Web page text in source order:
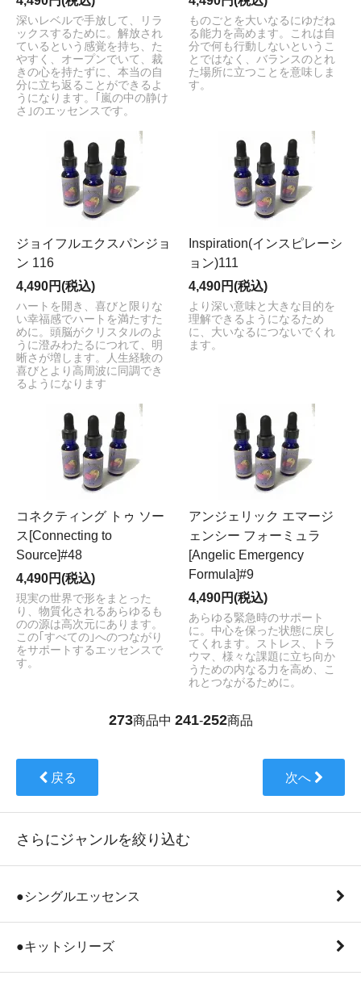
深いレベルで手放して、リラ
ックスするために。解放され
ているという感覚を持ち、た
やすく、オープンでいて、裁
きの心を持たずに、本当の自
分に立ち返ることができるよ
うになります。｢嵐の中の静け
さ｣のエッセンスです。
ものごとを大いなるにゆだね
る能力を高めます。これは自
分で何も行動しないというこ
とではなく、バランスのとれ
た場所に立つことを意味しま
す。
ジョイフルエクスパンジョ
ン 116
4,490円(税込)
ハートを開き、喜びと限りな
い幸福感でハートを満たすた
めに。頭脳がクリスタルのよ
うに澄みわたるにつれて、明
晰さが増します。人生経験の
喜びとより高周波に同調でき
るようになります
Inspiration(インスピレーシ
ョン)111
4,490円(税込)
より深い意味と大きな目的を
理解できるようになるため
に、大いなるにつないでくれ
ます。
コネクティング トゥ ソー
ス[Connecting to
Source]#48
4,490円(税込)
現実の世界で形をまとった
り、物質化されるあらゆるも
のの源は高次元にあります。
この｢すべての｣へのつながり
をサポートするエッセンスで
す。
アンジェリック エマージ
ェンシー フォーミュラ
[Angelic Emergency
Formula]#9
4,490円(税込)
あらゆる緊急時のサポート
に。中心を保った状態に戻し
てくれます。ストレス、トラ
ウマ、様々な課題に立ち向か
うための内なる力を高め、こ
れとつながるために。
273商品中 241-252商品
戻る 次へ
さらにジャンルを絞り込む
●シングルエッセンス
●キットシリーズ